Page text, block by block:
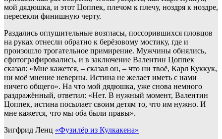
мой дядюшка, и этот Цоппек, плечом к плечу, ноздря к ноздре,
пересекли финишную черту.
Раздались оглушительные возгласы, поссорившихся пловцов
на руках отнесли обратно к берёзовому мостику, где и
произошло трогательное примирение. Мужчины обнялись,
сфотографировались, и в заключение Валентин Цоппек
сказал: «Мне кажется, – сказал он, – что ни твоё, Карл Куккук,
ни моё мнение неверны. Истина не желает иметь с нами
ничего общего». На что мой дядюшка, уже снова немного
раздражённый, ответил: «Нет. В нужный момент, Валентин
Цоппек, истина посылает своим детям то, что им нужно. И
мне кажется, что мы оба были правы».
Зигфрид Ленц «Фузилёр из Кулкакена»